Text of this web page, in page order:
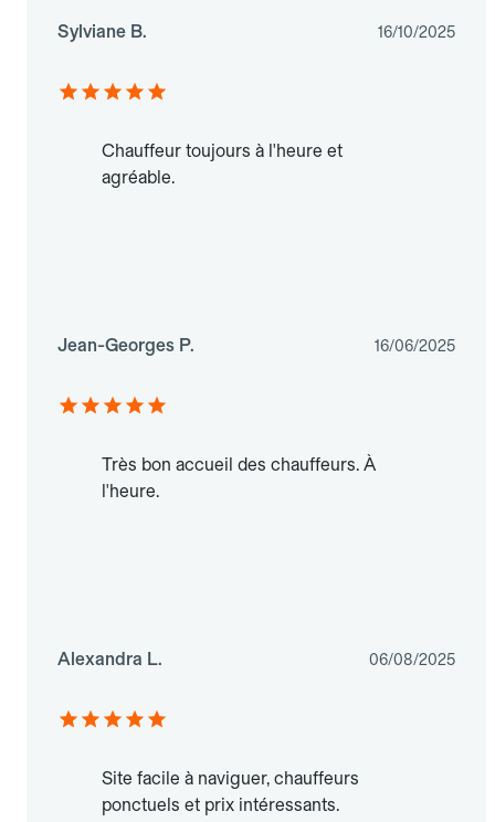
Sylviane B. 16/10/2025
Chauffeur toujours à l'heure et
agréable.
Jean-Georges P. 16/06/2025
Très bon accueil des chauffeurs. À
l'heure.
Alexandra L. 06/08/2025
Site facile à naviguer, chauffeurs
ponctuels et prix intéressants.